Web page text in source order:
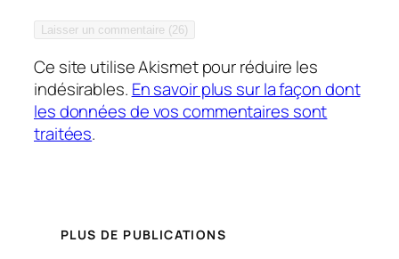
Ce site utilise Akismet pour réduire les
indésirables. En savoir plus sur la façon dont
les données de vos commentaires sont
traitées.
PLUS DE PUBLICATIONS